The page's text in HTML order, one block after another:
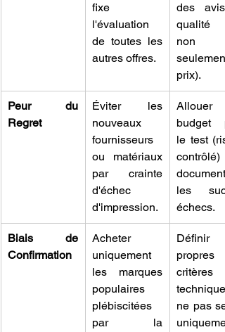
fixe
l'évaluation
de toutes les
autres offres.
des
qualité
non
prix).
Peur du
Regret
Éviter les
nouveaux
fournisseurs
ou matériaux
par crainte
d'échec
d'impression.
Allouer
budget
le test
les
échecs.
Biais de
Confirmation
Acheter
uniquement
les marques
populaires
plébiscitées
par la
Définir
propres
critères
ne pas